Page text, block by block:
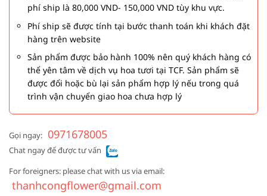
phí ship là 80,000 VND- 150,000 VND tùy khu vực.
Phí ship sẽ được tính tại bước thanh toán khi khách đặt
hàng trên website
Sản phẩm được bảo hành 100% nên quý khách hàng có
thể yên tâm về dịch vụ hoa tươi tại TCF. Sản phẩm sẽ
được đổi hoặc bù lại sản phẩm hợp lý nếu trong quá
trình vận chuyển giao hoa chưa hợp lý
Gọi ngay: 0971678005
Chat ngay để được tư vấn
For foreigners: please chat with us via email:
thanhcongflower@gmail.com